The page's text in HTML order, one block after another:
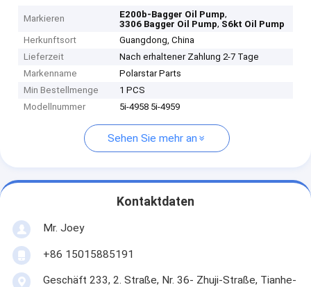
Markieren E200b-Bagger Oil Pump,
3306 Bagger Oil Pump, S6kt Oil Pump
Herkunftsort
Guangdong, China
Lieferzeit
Nach erhaltener Zahlung 2-7 Tage
Markenname
Polarstar Parts
Min Bestellmenge
1 PCS
Modellnummer
5i-4958 5i-4959
Sehen Sie mehr an
Kontaktdaten
Mr. Joey
+86 15015885191
Geschäft 233, 2. Straße, Nr. 36- Zhuji-Straße, Tianhe-